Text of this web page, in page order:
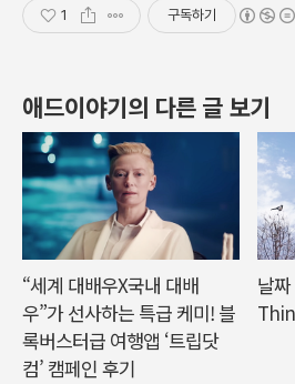
1 구독하기
애드이야기의 다른 글 보기
“세계 대배우X국내 대배
우”가 선사하는 특급 케미! 블
록버스터급 여행앱 ‘트립닷
컴’ 캠페인 후기
날짜